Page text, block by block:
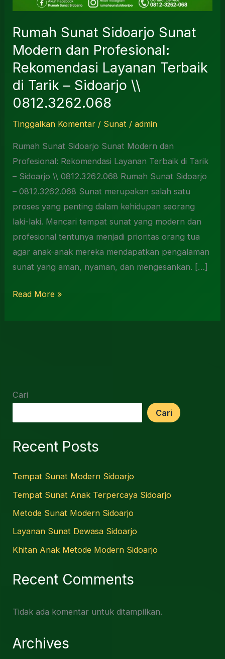
Rumah Sunat Sidoarjo Sunat
Modern dan Profesional:
Rekomendasi Layanan Terbaik
di Tarik – Sidoarjo \\
0812.3262.068
Tinggalkan Komentar / Sunat /admin
Rumah Sunat Sidoarjo Sunat Modern dan
Profesional: Rekomendasi Layanan Terbaik di Tarik
– Sidoarjo \\ 0812.3262.068 Rumah Sunat Sidoarjo
– 0812.3262.068 Sunat merupakan salah satu
proses yang penting dalam kehidupan seorang
laki-laki. Mencari tempat sunat yang modern dan
profesional tentunya menjadi prioritas orang tua
agar anak-anak mereka mendapatkan pengalaman
sunat yang aman, nyaman, dan mengesankan. […]
0812.3262.068
Read More »
Cari
Cari
Recent Posts
Tempat Sunat Modern Sidoarjo
Tempat Sunat Anak Terpercaya Sidoarjo
Metode Sunat Modern Sidoarjo
Layanan Sunat Dewasa Sidoarjo
Khitan Anak Metode Modern Sidoarjo
Recent Comments
Tidak ada komentar untuk ditampilkan.
Archives